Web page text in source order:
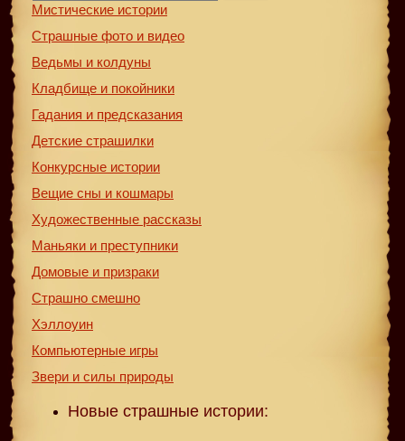
Мистические истории
Страшные фото и видео
Ведьмы и колдуны
Кладбище и покойники
Гадания и предсказания
Детские страшилки
Конкурсные истории
Вещие сны и кошмары
Художественные рассказы
Маньяки и преступники
Домовые и призраки
Страшно смешно
Хэллоуин
Компьютерные игры
Звери и силы природы
Новые страшные истории: